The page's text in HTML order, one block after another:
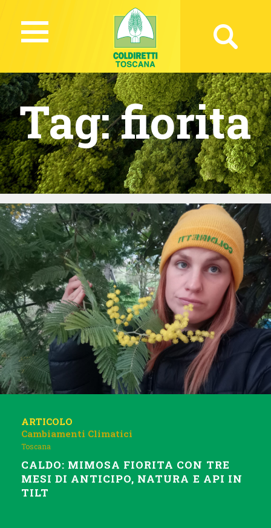
Tag:fiorita
ARTICOLO
Cambiamenti Climatici
Toscana
CALDO: MIMOSA FIORITA CON TRE
MESI DI ANTICIPO, NATURA E API IN
TILT